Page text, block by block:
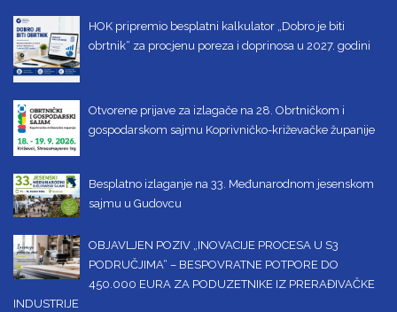
HOK pripremio besplatni kalkulator „Dobro je biti
obrtnik“ za procjenu poreza i doprinosa u 2027. godini
Otvorene prijave za izlagače na 28. Obrtničkom i
gospodarskom sajmu Koprivničko-križevačke županije
Besplatno izlaganje na 33. Međunarodnom jesenskom
sajmu u Gudovcu
OBJAVLJEN POZIV „INOVACIJE PROCESA U S3
PODRUČJIMA“ – BESPOVRATNE POTPORE DO
450.000 EURA ZA PODUZETNIKE IZ PRERAĐIVAČKE
INDUSTRIJE